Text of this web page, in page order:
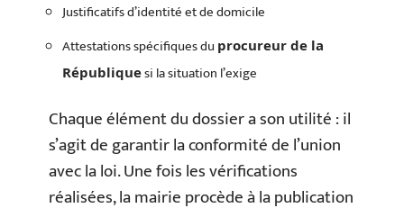
Justificatifs d’identité et de domicile
Attestations spécifiques du procureur de la
Républiquesi la situation l’exige
Chaque élément du dossier a son utilité : il
s’agit de garantir la conformité de l’union
avec la loi. Une fois les vérifications
réalisées, la mairie procède à la publication